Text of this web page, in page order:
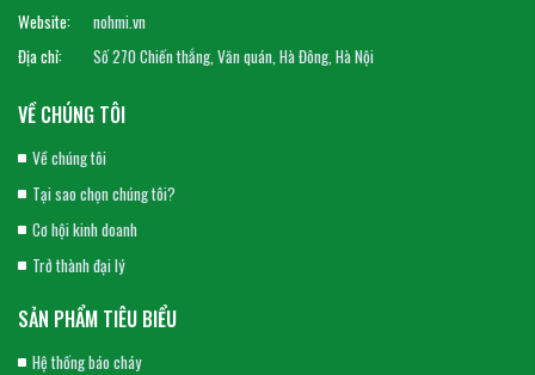
Website:
nohmi.vn
Địa chỉ:
Số 270 Chiến thắng, Văn quán, Hà Đông, Hà Nội
VỀ CHÚNG TÔI
Về chúng tôi
Tại sao chọn chúng tôi?
Cơ hội kinh doanh
Trở thành đại lý
SẢN PHẨM TIÊU BIỂU
Hệ thống báo cháy